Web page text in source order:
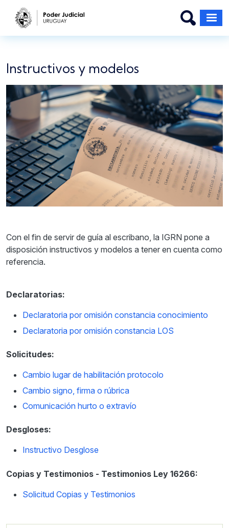
Pasar al contenido principal
Instructivos y modelos
Imagen
Con el fin de servir de guía al escribano, la IGRN pone a
disposición instructivos y modelos a tener en cuenta como
referencia.
Declaratorias:
Declaratoria por omisión constancia conocimiento
Declaratoria por omisión constancia LOS
Solicitudes:
Cambio lugar de habilitación protocolo
Cambio signo, firma o rúbrica
Comunicación hurto o extravío
Desgloses:
Instructivo Desglose
Copias y Testimonios - Testimonios Ley 16266:
Solicitud Copias y Testimonios